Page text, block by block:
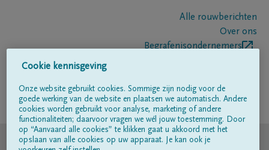
Alle rouwberichten
Over ons
Begrafenisondernemers
Volg ons op
© DELA
Cookie kennisgeving
Onze website gebruikt cookies. Sommige zijn nodig voor de
goede werking van de website en plaatsen we automatisch. Andere
cookies worden gebruikt voor analyse, marketing of andere
functionaliteiten; daarvoor vragen we wél jouw toestemming. Door
op “Aanvaard alle cookies” te klikken gaat u akkoord met het
opslaan van alle cookies op uw apparaat. Je kan ook je